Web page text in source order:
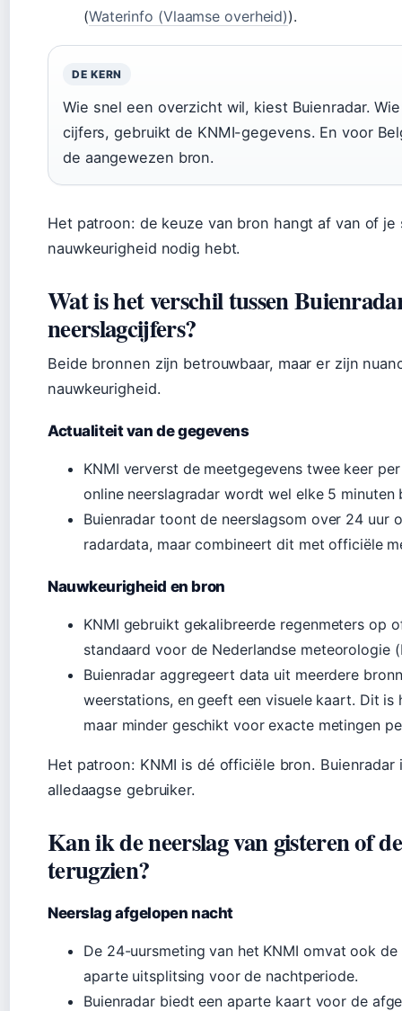
(Waterinfo (Vlaamse overheid)).
DE KERN
Wie snel een overzicht wil, kiest Buienradar.
cijfers, gebruikt de KNMI-gegevens. En voor
de aangewezen bron.
Het patroon: de keuze van bron hangt af van of
nauwkeurigheid nodig hebt.
Wat is het verschil tussen
neerslagcijfers?
Beide bronnen zijn betrouwbaar, maar er zijn
nauwkeurigheid.
Actualiteit van de gegevens
KNMI ververst de meetgegevens twee keer
online neerslagradar wordt wel elke 5 minuten
Buienradar toont de neerslagsom over 24 uur
radardata, maar combineert dit met officiële
Nauwkeurigheid en bron
KNMI gebruikt gekalibreerde regenmeters op
standaard voor de Nederlandse meteorologie
Buienradar aggregeert data uit meerdere
weerstations, en geeft een visuele kaart. Dit is
maar minder geschikt voor exacte metingen
Het patroon: KNMI is dé officiële bron.
alledaagse gebruiker.
Kan ik de neerslag van gisteren of
terugzien?
Neerslag afgelopen nacht
De 24-uursmeting van het KNMI omvat ook
aparte uitsplitsing voor de nachtperiode.
Buienradar biedt een aparte kaart voor de